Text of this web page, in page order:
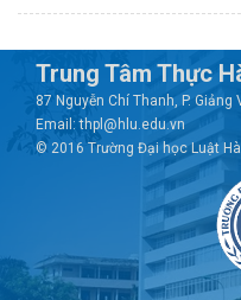
Trung Tâm Thực
87 Nguyễn Chí Thanh, P. Giảng
Email: thpl@hlu.edu.vn
© 2016 Trường Đại học Luật